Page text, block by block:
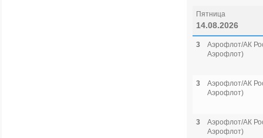
Пятница
14.08.2026
3
Аэрофлот/АК
Аэрофлот)
3
Аэрофлот/АК
Аэрофлот)
3
Аэрофлот/АК
Аэрофлот)